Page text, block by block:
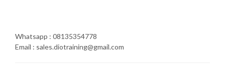
Whatsapp : 08135354778
Email : sales.diotraining@gmail.com